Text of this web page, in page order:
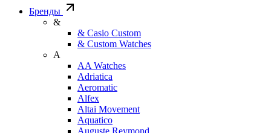
Бренды
&
& Casio Custom
& Custom Watches
A
AA Watches
Adriatica
Aeromatic
Alfex
Altai Movement
Aquatico
Auguste Reymond